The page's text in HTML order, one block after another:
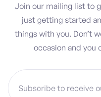
Join our mailing list to
just getting started
things with you. Don’t
occasion and you